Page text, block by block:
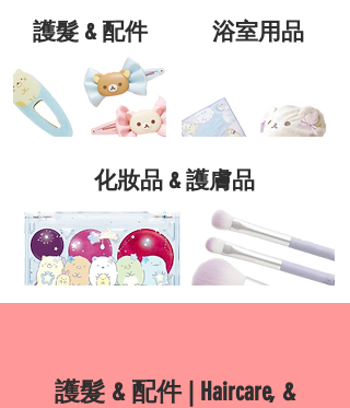
護髮 & 配件 浴室用品
化妝品 & 護膚品
護髮 & 配件 | Haircare, &